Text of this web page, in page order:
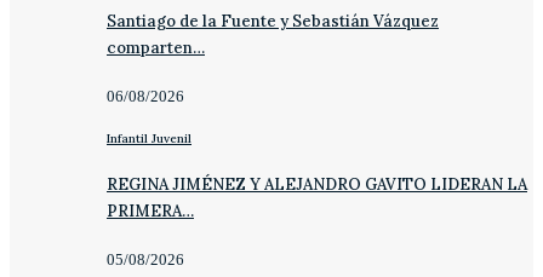
Santiago de la Fuente y Sebastián Vázquez
comparten…
06/08/2026
Infantil Juvenil
REGINA JIMÉNEZ Y ALEJANDRO GAVITO LIDERAN LA
PRIMERA…
05/08/2026